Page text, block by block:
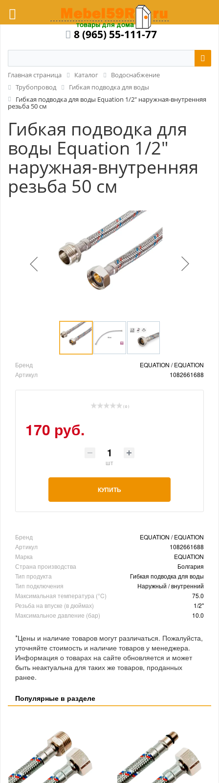
8 (965) 55-111-77
Главная страница Каталог
Водоснабжение
Трубопровод
Гибкая подводка для воды
Гибкая подводка для воды Equation 1/2" наружная-внутренняя
резьба 50 см
Гибкая подводка для
воды Equation 1/2"
наружная-внутренняя
резьба 50 см
Бренд
EQUATION / EQUATION
Артикул
1082661688
( 0 )
170 руб.
шт
КУПИТЬ
Бренд
EQUATION / EQUATION
Артикул
1082661688
Марка
EQUATION
Страна производства
Болгария
Тип продукта
Гибкая подводка для воды
Тип подключения
Наружный / внутренний
Максимальная температура (°C)
75.0
Резьба на впуске (в дюймах)
1/2"
Максимальное давление (бар)
10.0
*Цены и наличие товаров могут различаться. Пожалуйста,
уточняйте стоимость и наличие товаров у менеджера.
Информация о товарах на сайте обновляется и может
быть неактуальна для таких же товаров, проданных
ранее.
Популярные в разделе